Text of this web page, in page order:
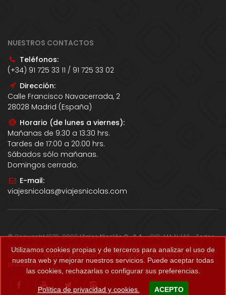
NUESTROS CONTACTOS
Teléfonos:
(+34) 91 725 33 11 / 91 725 33 02
Dirección:
Calle Francisco Navacerrada, 2
28028 Madrid (España)
Horario (de lunes a viernes):
Mañanas de 9:30 a 13:30 hrs.
Tardes de 17:00 a 20:00 hrs.
Sábados sólo mañanas.
Domingos cerrado.
E-mail:
viajesnicolas@viajesnicolas.com
© Copyright 1979-2026Viajes Nicolás G., S.A.- CIC-MA N. 143 - Todos
los derechos reservados. Todos los precios correctos salvo error
tipográfico. Ayuda-Mapa del sitio -Aviso legal, cookies y política de
privacidad.
Utilizamos cookies propias y de terceros para analizar el uso de
nuestra web y mejorar nuestros servicios. Puede aceptar todas
las cookies, rechazarlas o configurar sus preferencias.
Política de privacidad y cookies. ACEPTO